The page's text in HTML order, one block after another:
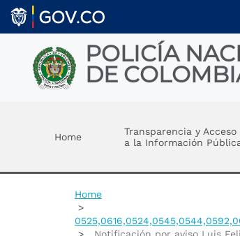
Skip to main content
POLICÍA
DE
Home
Transparencia y Acceso
a la Información
Home